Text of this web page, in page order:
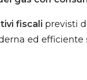
fiscali previsti
ed efficiente